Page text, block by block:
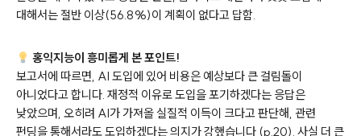
대해서는 절반 이상(56.8%)이 계획이 없다고 답함.
홍익지능이 흥미롭게 본 포인트!
보고서에 따르면, AI 도입에 있어 비용은 예상보다 큰 걸림돌이
아니었다고 합니다. 재정적 이유로 도입을 포기하겠다는 응답은
낮았으며, 오히려 AI가 가져올 실질적 이득이 크다고 판단해, 관련
펀딩을 통해서라도 도입하겠다는 의지가 강했습니다 (p.20). 사실 더 큰